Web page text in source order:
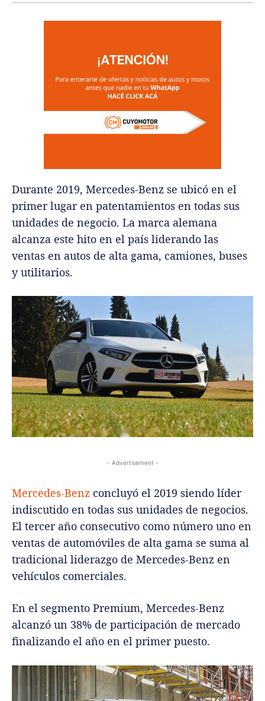
Durante 2019, Mercedes-Benz se ubicó en el
primer lugar en patentamientos en todas sus
unidades de negocio. La marca alemana
alcanza este hito en el país liderando las
ventas en autos de alta gama, camiones, buses
y utilitarios.
- Advertisement -
Mercedes-Benz concluyó el 2019 siendo líder
indiscutido en todas sus unidades de negocios.
El tercer año consecutivo como número uno en
ventas de automóviles de alta gama se suma al
tradicional liderazgo de Mercedes-Benz en
vehículos comerciales.
En el segmento Premium, Mercedes-Benz
alcanzó un 38% de participación de mercado
finalizando el año en el primer puesto.